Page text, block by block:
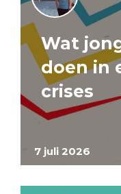
7 juli 2026
Wat
doen in
crises